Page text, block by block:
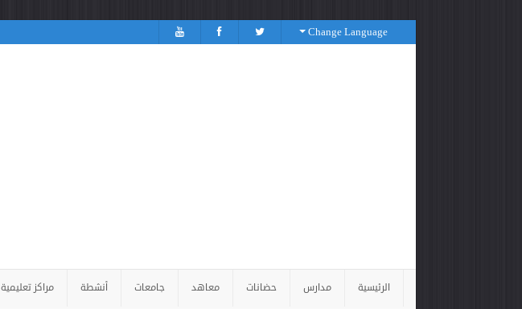
Change Language
الرئيسية مدارس حضانات معاهد جامعات أنشطة مراكز تعليمية